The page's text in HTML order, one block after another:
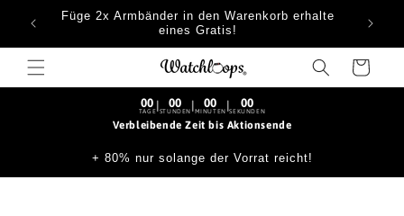
zum
Füge 2x Armbänder in den Warenkorb erhalte
eines Gratis!
Warenkorb
00
TAGE| 00
STUNDEN | 00
MINUTEN | 00
SEKUNDEN
Verbleibende Zeit bis Aktionsende
+ 80% nur solange der Vorrat reicht!